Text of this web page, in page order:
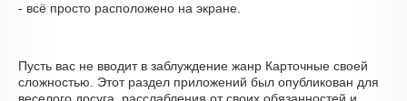
- всё просто расположено на экране.
Пусть вас не вводит в заблуждение жанр Карточные своей
сложностью. Этот раздел приложений был опубликован для